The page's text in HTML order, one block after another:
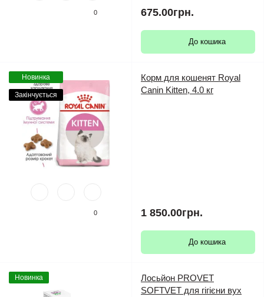
0 675.00грн.
До кошика
Новинка
Закінчується
0
Корм для кошенят Royal
Canin Kitten, 4.0 кг
1 850.00грн.
До кошика
Новинка
Лосьйон PROVET
SOFTVET для гігієни вух